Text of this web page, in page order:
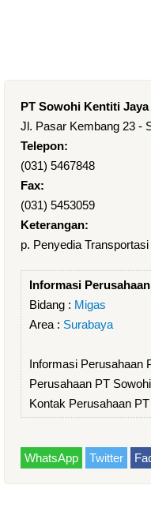
PT Sowohi Kentiti Jaya
Jl. Pasar Kembang 23 -
Telepon:
(031) 5467848
Fax:
(031) 5453059
Keterangan:
p. Penyedia
Informasi Perusahaan
Bidang : Migas
Area : Surabaya
Informasi Perusahaan
Perusahaan PT
Kontak Perusahaan
WhatsApp Twitter